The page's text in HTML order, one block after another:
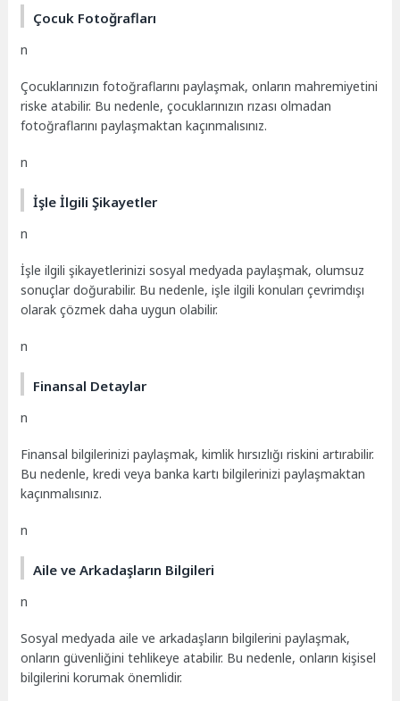
Çocuk Fotoğrafları
n
Çocuklarınızın fotoğraflarını paylaşmak, onların mahremiyetini
riske atabilir. Bu nedenle, çocuklarınızın rızası olmadan
fotoğraflarını paylaşmaktan kaçınmalısınız.
n
İşle İlgili Şikayetler
n
İşle ilgili şikayetlerinizi sosyal medyada paylaşmak, olumsuz
sonuçlar doğurabilir. Bu nedenle, işle ilgili konuları çevrimdışı
olarak çözmek daha uygun olabilir.
n
Finansal Detaylar
n
Finansal bilgilerinizi paylaşmak, kimlik hırsızlığı riskini artırabilir.
Bu nedenle, kredi veya banka kartı bilgilerinizi paylaşmaktan
kaçınmalısınız.
n
Aile ve Arkadaşların Bilgileri
n
Sosyal medyada aile ve arkadaşların bilgilerini paylaşmak,
onların güvenliğini tehlikeye atabilir. Bu nedenle, onların kişisel
bilgilerini korumak önemlidir.